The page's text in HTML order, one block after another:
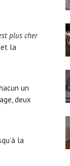
plus cher
et la
un
deux
la